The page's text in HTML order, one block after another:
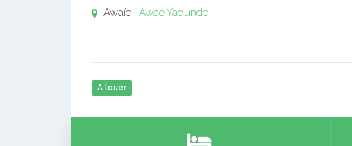
Awaïe , AwaéYaoundé
A louer